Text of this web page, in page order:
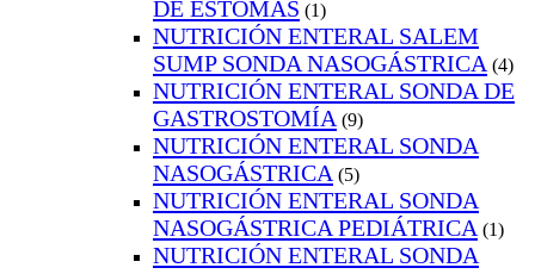
DE ESTOMAS (1)
NUTRICIÓN ENTERAL SALEM
SUMP SONDA NASOGÁSTRICA (4)
NUTRICIÓN ENTERAL SONDA DE
GASTROSTOMÍA (9)
NUTRICIÓN ENTERAL SONDA
NASOGÁSTRICA (5)
NUTRICIÓN ENTERAL SONDA
NASOGÁSTRICA PEDIÁTRICA (1)
NUTRICIÓN ENTERAL SONDA